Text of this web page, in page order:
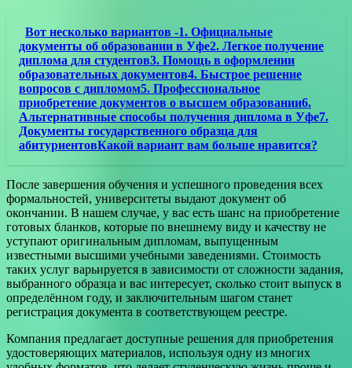
Вот несколько вариантов -1. Официальные
документы об образовании в Уфе2. Легкое получение
диплома для студентов3. Помощь в оформлении
образовательных документов4. Быстрое решение
вопросов с дипломом5. Профессиональное
приобретение документов о высшем образовании6.
Альтернативные способы получения диплома в Уфе7.
Документы государственного образца для
абитуриентовКакой вариант вам больше нравится?
После завершения обучения и успешного проведения всех
формальностей, университеты выдают документ об
окончании. В нашем случае, у вас есть шанс на приобретение
готовых бланков, которые по внешнему виду и качеству не
уступают оригинальным дипломам, выпущенным
известными высшими учебными заведениями. Стоимость
таких услуг варьируется в зависимости от сложности задания,
выбранного образца и вас интересует, сколько стоит выпуск в
определённом году, и заключительным шагом станет
регистрация документа в соответствующем реестре.
Компания предлагает доступные решения для приобретения
удостоверяющих материалов, используя одну из многих